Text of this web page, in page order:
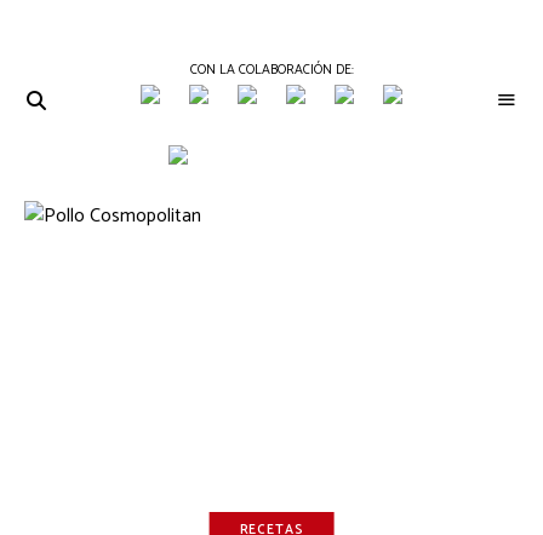
CON LA COLABORACIÓN DE:
GOURMET
JOURNAL
Periódico
Gastronomía
RECETAS